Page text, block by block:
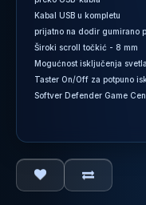
Kabal USB
prijatno na dodir gumirano
Široki
Mogućnost isključenja svetla
Taster On/Off za potpuno
Softver Defender Game